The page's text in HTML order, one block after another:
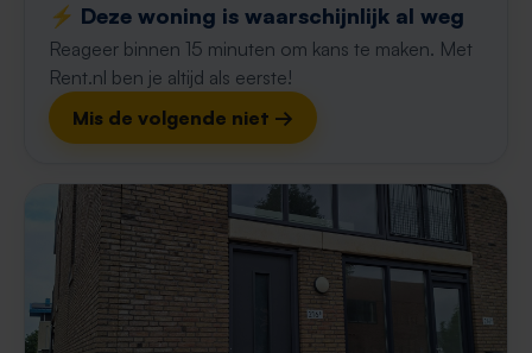
⚡️ Deze woning is waarschijnlijk al weg
Reageer binnen 15 minuten om kans te maken. Met
Rent.nl ben je altijd als eerste!
Mis de volgende niet →